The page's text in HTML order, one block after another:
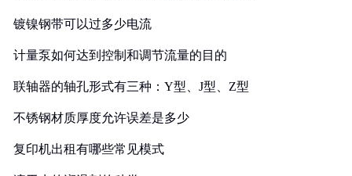
镀镍钢带可以过多少电流
计量泵如何达到控制和调节流量的目的
联轴器的轴孔形式有三种：Y型、J型、Z型
不锈钢材质厚度允许误差是多少
复印机出租有哪些常见模式